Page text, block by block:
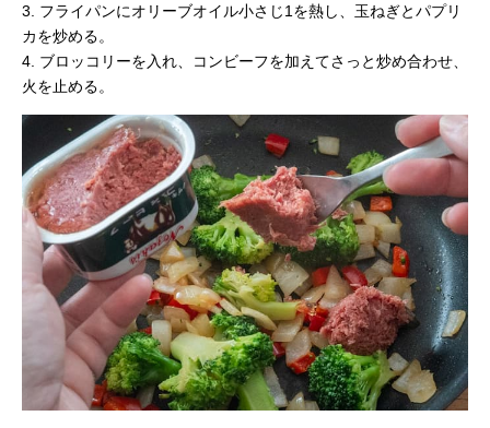
3. フライパンにオリーブオイル小さじ1を熱し、玉ねぎとパプリ
カを炒める。
4. ブロッコリーを入れ、コンビーフを加えてさっと炒め合わせ、
火を止める。